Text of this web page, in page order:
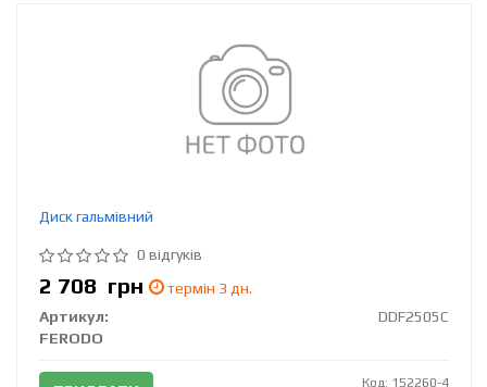
Диск гальмівний
0 відгуків
2 708 грн
термін 3 дн.
Артикул:
DDF2505C
FERODO
Код: 152260-4